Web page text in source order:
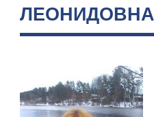
ЛЕОНИДОВНА